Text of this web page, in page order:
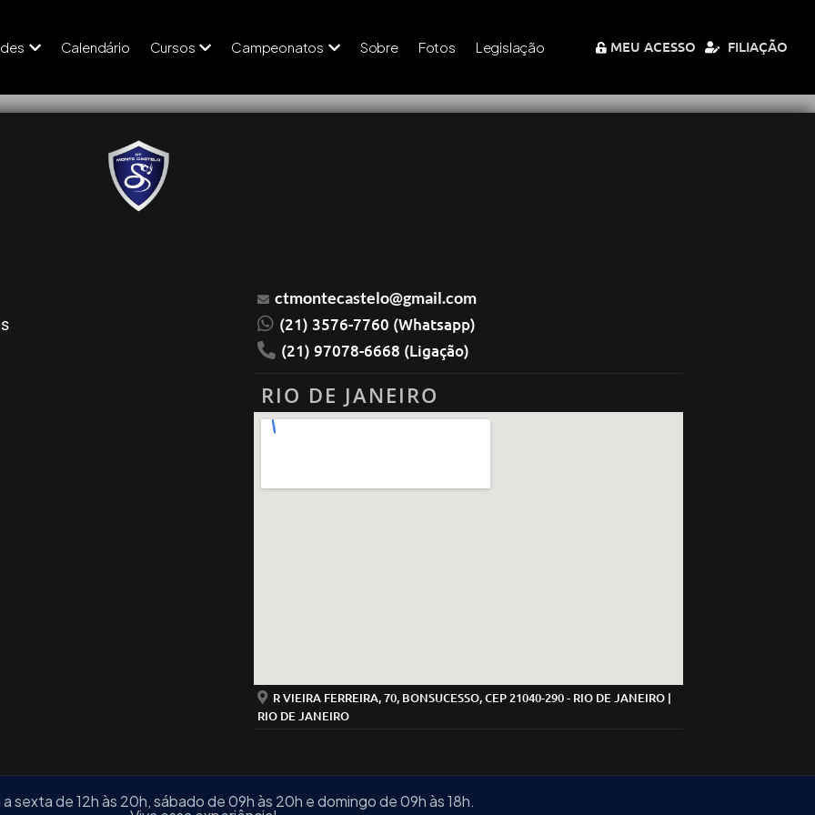
Calendário Cursos Campeonatos Sobre Fotos Legislação MEU ACESSO FILIAÇÃO
ctmontecastelo@gmail.com
(21) 3576-7760 (Whatsapp)
(21) 97078-6668 (Ligação)
RIO DE JANEIRO
R VIEIRA FERREIRA, 70, BONSUCESSO, CEP 21040-290 - RIO DE JANEIRO |
RIO DE JANEIRO
sexta de 12h às 20h, sábado de 09h às 20h e domingo de 09h às 18h.